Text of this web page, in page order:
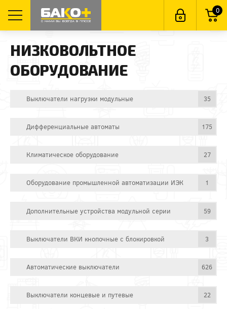
0
НИЗКОВОЛЬТНОЕ
ОБОРУДОВАНИЕ
Выключатели нагрузки модульные 35
Дифференциальные автоматы 175
Климатическое оборудование 27
Оборудование промышленной автоматизации ИЭК 1
Дополнительные устройства модульной серии 59
Выключатели ВКИ кнопочные с блокировкой 3
Автоматические выключатели 626
Выключатели концевые и путевые 22